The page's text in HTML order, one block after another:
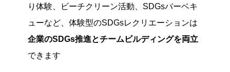
り体験、ビーチクリーン活動、SDGsバーベキ
ューなど、体験型のSDGsレクリエーションは
企業のSDGs推進とチームビルディングを両立
できます